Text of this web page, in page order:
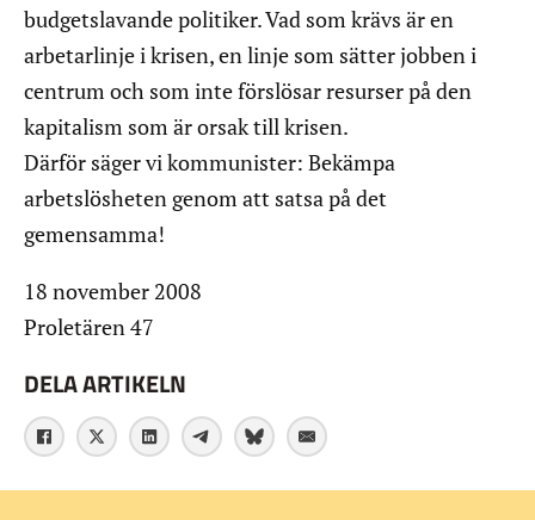
budgetslavande politiker. Vad som krävs är en
arbetarlinje i krisen, en linje som sätter jobben i
centrum och som inte förslösar resurser på den
kapitalism som är orsak till krisen.
Därför säger vi kommunister: Bekämpa
arbetslösheten genom att satsa på det
gemensamma!
18 november 2008
Proletären 47
DELA ARTIKELN